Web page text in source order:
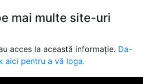
mai multe site-uri
acces la această informație. Da-
aici pentru a vă loga.